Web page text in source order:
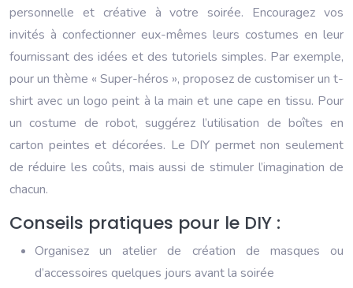
personnelle et créative à votre soirée. Encouragez vos
invités à confectionner eux-mêmes leurs costumes en leur
fournissant des idées et des tutoriels simples. Par exemple,
pour un thème « Super-héros », proposez de customiser un t-
shirt avec un logo peint à la main et une cape en tissu. Pour
un costume de robot, suggérez l’utilisation de boîtes en
carton peintes et décorées. Le DIY permet non seulement
de réduire les coûts, mais aussi de stimuler l’imagination de
chacun.
Conseils pratiques pour le DIY :
Organisez un atelier de création de masques ou
d’accessoires quelques jours avant la soirée